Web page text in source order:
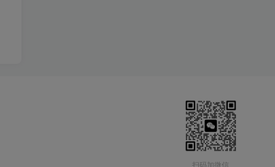
扫码加微信